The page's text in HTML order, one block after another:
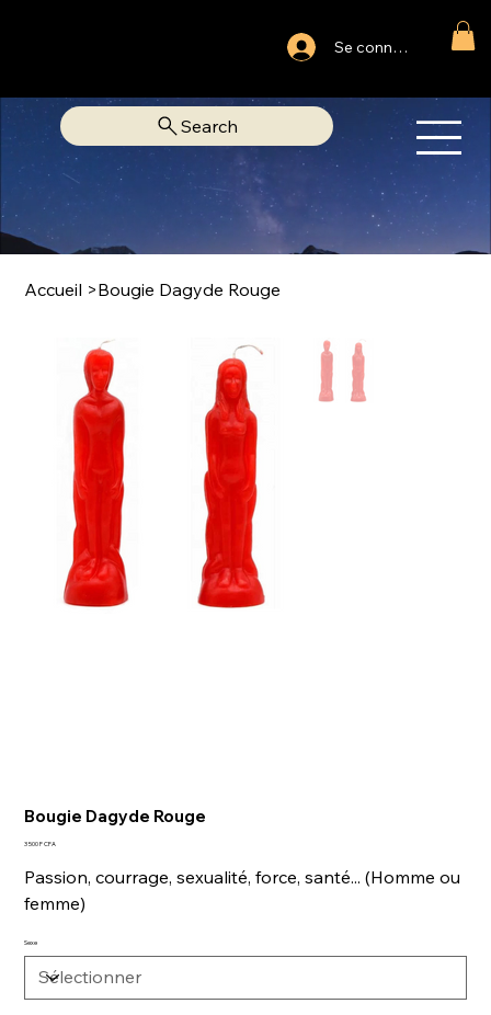
Se connecter
Accueil >Bougie Dagyde Rouge
Bougie Dagyde Rouge
Prix
3 500 F CFA
Passion, courrage, sexualité, force, santé... (Homme ou
femme)
Sexe
LIBRAIRIE SPIRITUELLESearch